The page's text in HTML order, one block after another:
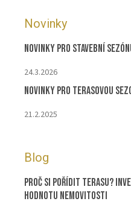
Novinky
Novinky pro stavební
24.3.2026
Novinky pro terasovou
21.2.2025
Blog
Proč si pořídit terasu?
hodnotu nemovitosti